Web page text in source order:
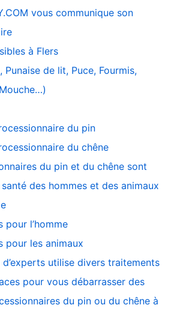
vous communique son
à Flers
Punaise de lit, Puce, Fourmis,
du pin
du chêne
du pin et du chêne sont
des hommes et des animaux
pour l’homme
pour les animaux
utilise divers traitements
pour vous débarrasser des
du pin ou du chêne à